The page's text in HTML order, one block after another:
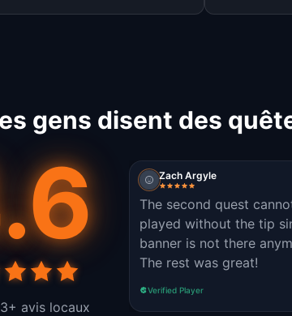
gens disent des
avis locaux
Zach Argyle
The second quest
played without the tip
banner is not there
The rest was great!
Verified Player